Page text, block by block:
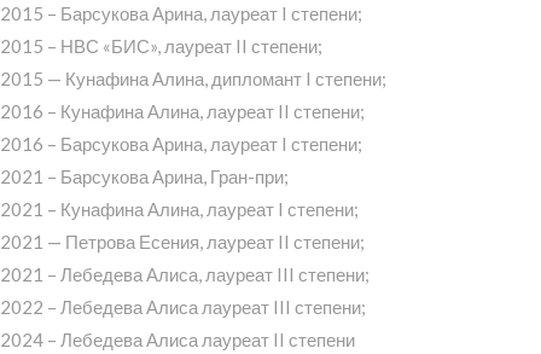
2015 – Барсукова Арина, лауреат I степени;
2015 – НВС «БИС», лауреат II степени;
2015 — Кунафина Алина, дипломант I степени;
2016 – Кунафина Алина, лауреат II степени;
2016 – Барсукова Арина, лауреат I степени;
2021 – Барсукова Арина, Гран-при;
2021 – Кунафина Алина, лауреат I степени;
2021 — Петрова Есения, лауреат II степени;
2021 – Лебедева Алиса, лауреат III степени;
2022 – Лебедева Алиса лауреат III степени;
2024 – Лебедева Алиса лауреат II степени